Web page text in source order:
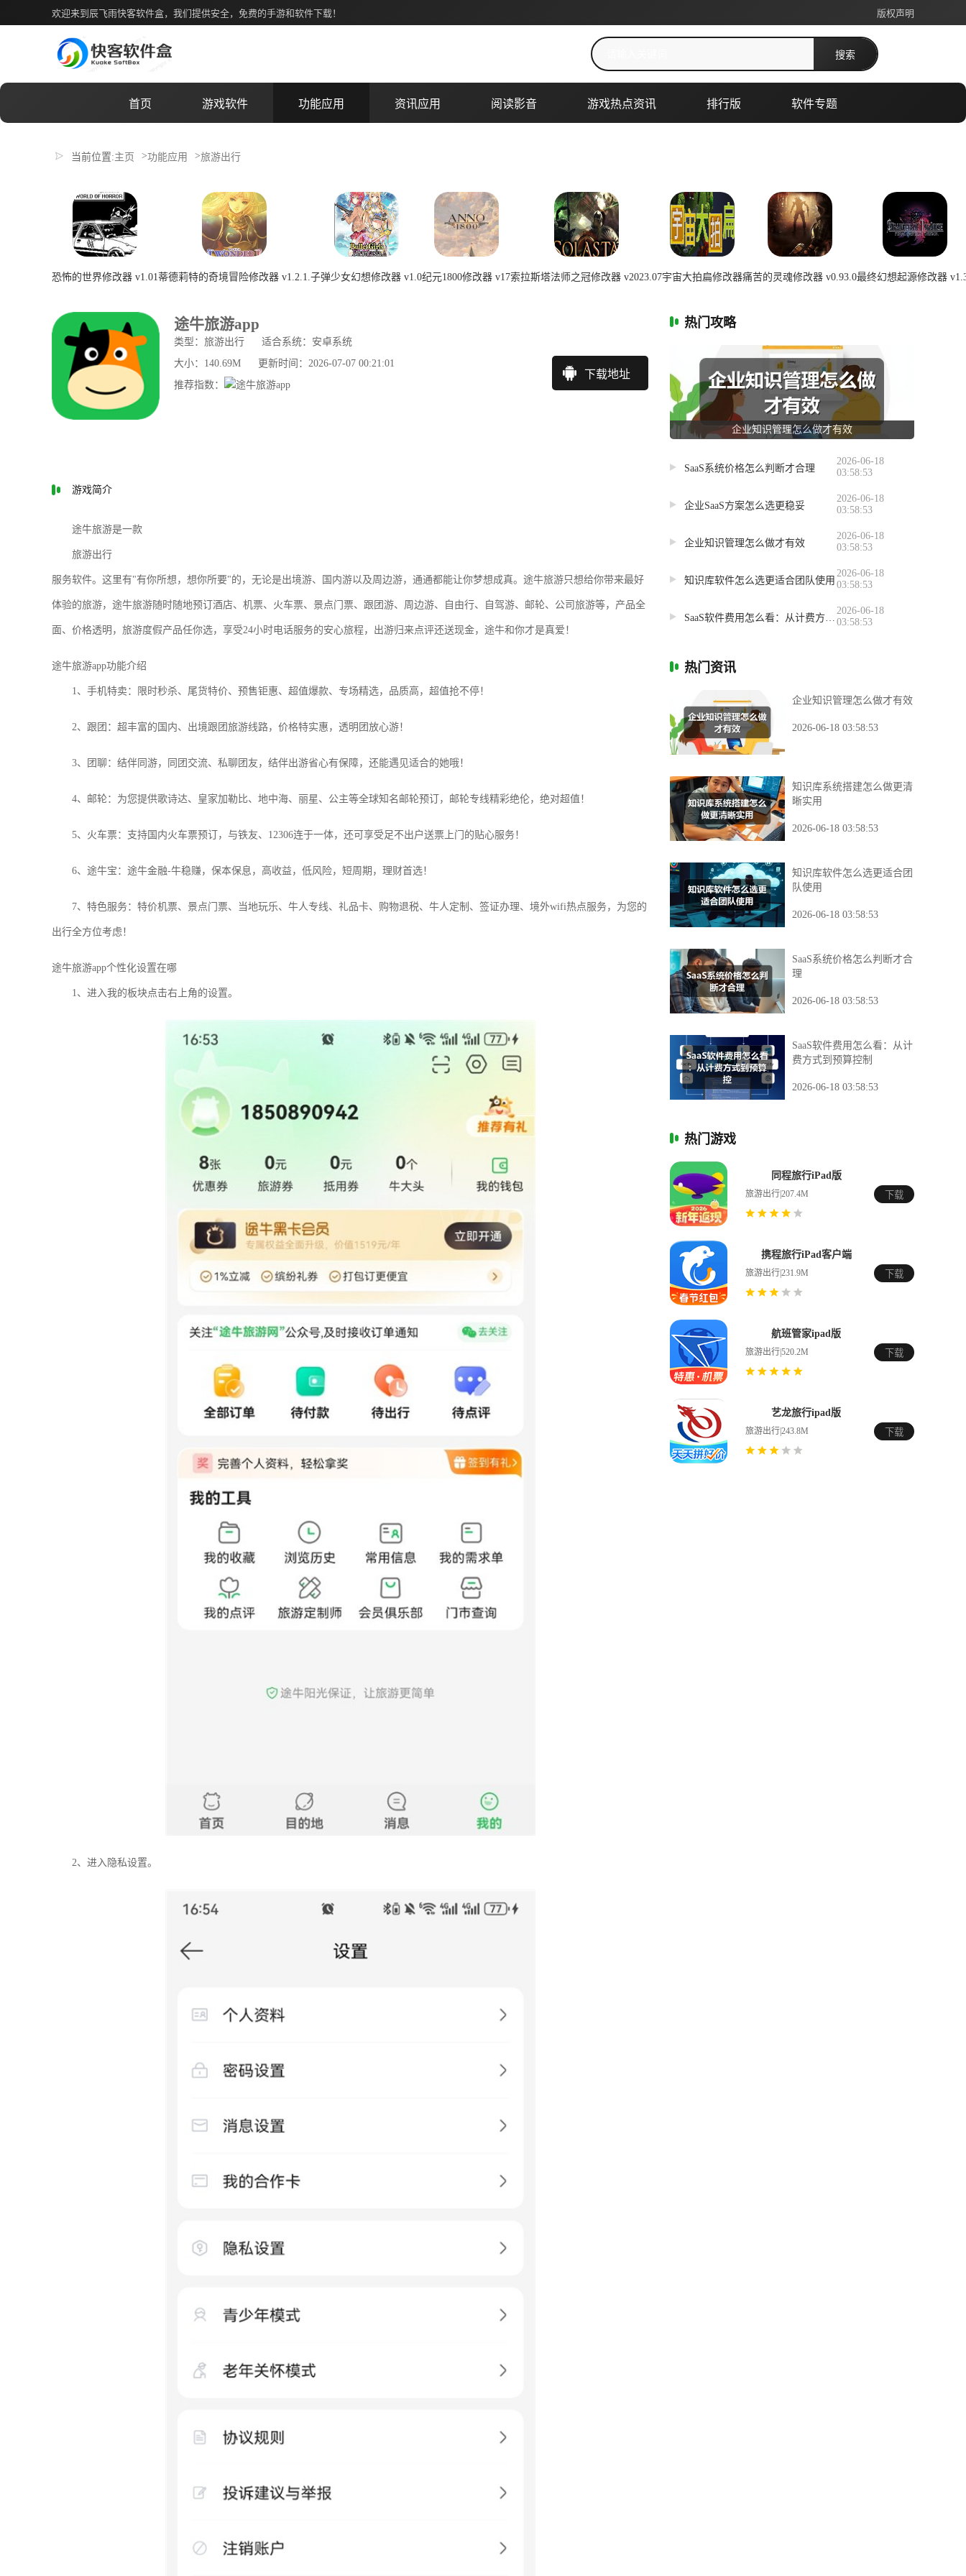
途牛旅游app
欢迎来到辰飞雨快客软件盒，我们提供安全，免费的手游和软件下载！ 版权声明
搜索关键词
搜索
首页 游戏软件 功能应用 资讯应用 阅读影音 游戏热点资讯 排行版 软件专题
当前位置:主页 >功能应用 >旅游出行
恐怖的世界修改器 v1.01蒂德莉特的奇境冒险修改器 v1.2.1.子弹少女幻想修改器 v1.0纪元1800修改器 v17索拉斯塔法师之冠修改器 v2023.07宇宙大拍扁修改器痛苦的灵魂修改器 v0.93.0最终幻想起源修改器
途牛旅游app
类型：旅游出行
适合系统：安卓系统
大小：140.69M
更新时间：2026-07-07 00:21:01
推荐指数：
下载地址
游戏简介
途牛旅游是一款
旅游出行
服务软件。这里有"有你所想，想你所要"的，无论是出境游、国内游以及周边游，通通都能让你梦想成真。途牛旅游只想给你带来最好
体验的旅游，途牛旅游随时随地预订酒店、机票、火车票、景点门票、跟团游、周边游、自由行、自驾游、邮轮、公司旅游等，产品全
面、价格透明，旅游度假产品任你选，享受24小时电话服务的安心旅程，出游归来点评还送现金，途牛和你才是真爱！
途牛旅游app功能介绍
1、手机特卖： 限时秒杀、尾货特价、预售钜惠、超值爆款、专场精选，品质高，超值抢不停！
2、跟团： 超丰富的国内、出境跟团旅游线路，价格特实惠，透明团放心游！
3、团聊： 结伴同游，同团交流、私聊团友，结伴出游省心有保障，还能遇见适合的她哦！
4、邮轮： 为您提供歌诗达、皇家加勒比、地中海、丽星、公主等全球知名邮轮预订，邮轮专线精彩绝伦，绝对超值！
5、火车票： 支持国内火车票预订，与铁友、12306连于一体，还可享受足不出户送票上门的贴心服务！
6、途牛宝： 途牛金融-牛稳赚，保本保息，高收益，低风险，短周期，理财首选！
7、特色服务： 特价机票、景点门票、当地玩乐、牛人专线、礼品卡、购物退税、牛人定制、签证办理、境外wifi热点服务，为您的
出行全方位考虑！
途牛旅游app个性化设置在哪
1、进入我的板块点击右上角的设置。
2、进入隐私设置。
热门攻略
企业知识管理怎么做才有效
SaaS系统价格怎么判断才合理
2026-06-18
03:58:53
企业SaaS方案怎么选更稳妥
2026-06-18
03:58:53
企业知识管理怎么做才有效
2026-06-18
03:58:53
知识库软件怎么选更适合团队使用
2026-06-18
03:58:53
SaaS软件费用怎么看：从计费方式到预算控制
2026-06-18
03:58:53
热门资讯
企业知识管理怎么做才有效
2026-06-18 03:58:53
知识库系统搭建怎么做更清
晰实用
2026-06-18 03:58:53
知识库软件怎么选更适合团
队使用
2026-06-18 03:58:53
SaaS系统价格怎么判断才合
理
2026-06-18 03:58:53
SaaS软件费用怎么看：从计
费方式到预算控制
2026-06-18 03:58:53
热门游戏
同程旅行iPad版
旅游出行|207.4M 下载
携程旅行iPad客户端
旅游出行|231.9M 下载
航班管家ipad版
旅游出行|520.2M 下载
艺龙旅行ipad版
旅游出行|243.8M 下载